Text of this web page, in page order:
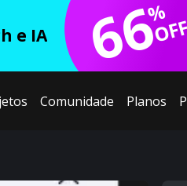
e IA 66
%
OFF
Comunidade Planos